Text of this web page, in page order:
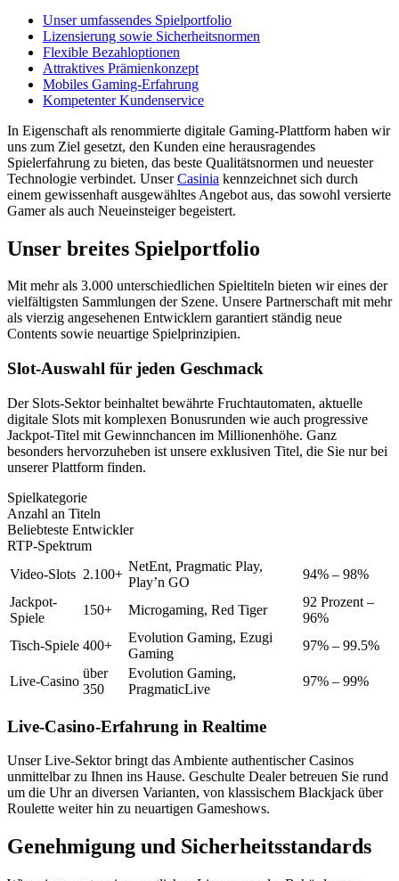
Unser umfassendes Spielportfolio
Lizensierung sowie Sicherheitsnormen
Flexible Bezahloptionen
Attraktives Prämienkonzept
Mobiles Gaming-Erfahrung
Kompetenter Kundenservice
In Eigenschaft als renommierte digitale Gaming-Plattform haben wir
uns zum Ziel gesetzt, den Kunden eine herausragendes
Spielerfahrung zu bieten, das beste Qualitätsnormen und neuester
Technologie verbindet. UnserCasinia kennzeichnet sich durch
einem gewissenhaft ausgewähltes Angebot aus, das sowohl versierte
Gamer als auch Neueinsteiger begeistert.
Unser breites Spielportfolio
Mit mehr als 3.000 unterschiedlichen Spieltiteln bieten wir eines der
vielfältigsten Sammlungen der Szene. Unsere Partnerschaft mit mehr
als vierzig angesehenen Entwicklern garantiert ständig neue
Contents sowie neuartige Spielprinzipien.
Slot-Auswahl für jeden Geschmack
Der Slots-Sektor beinhaltet bewährte Fruchtautomaten, aktuelle
digitale Slots mit komplexen Bonusrunden wie auch progressive
Jackpot-Titel mit Gewinnchancen im Millionenhöhe. Ganz
besonders hervorzuheben ist unsere exklusiven Titel, die Sie nur bei
unserer Plattform finden.
Spielkategorie
Anzahl an Titeln
Beliebteste Entwickler
RTP-Spektrum
Video-Slots 2.100+
NetEnt, Pragmatic Play,
Play’n GO
94% – 98%
Jackpot-
Spiele
150+ Microgaming, Red Tiger
92 Prozent –
96%
Tisch-Spiele 400+
Evolution Gaming, Ezugi
Gaming
97% – 99.5%
Live-Casino
über
350
Evolution Gaming,
PragmaticLive
97% – 99%
Live-Casino-Erfahrung in Realtime
Unser Live-Sektor bringt das Ambiente authentischer Casinos
unmittelbar zu Ihnen ins Hause. Geschulte Dealer betreuen Sie rund
um die Uhr an diversen Varianten, von klassischem Blackjack über
Roulette weiter hin zu neuartigen Gameshows.
Genehmigung und Sicherheitsstandards